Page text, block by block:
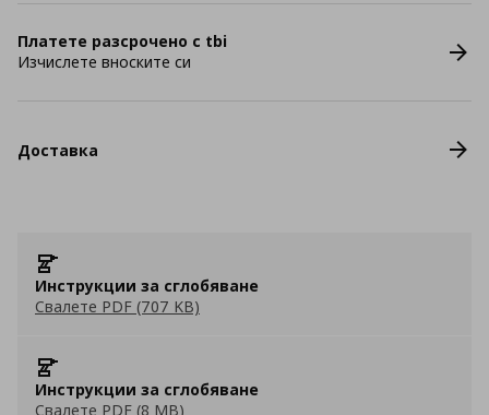
Платете разсрочено с tbi
Изчислете вноските си
Доставка
Инструкции за сглобяване
Свалете PDF (707 KB)
Инструкции за сглобяване
Свалете PDF (8 MB)